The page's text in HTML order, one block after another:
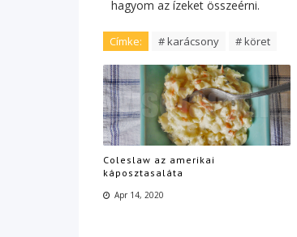
hagyom az ízeket összeérni.
Címke: # karácsony # köret
Coleslaw az amerikai
káposztasaláta
Apr 14, 2020